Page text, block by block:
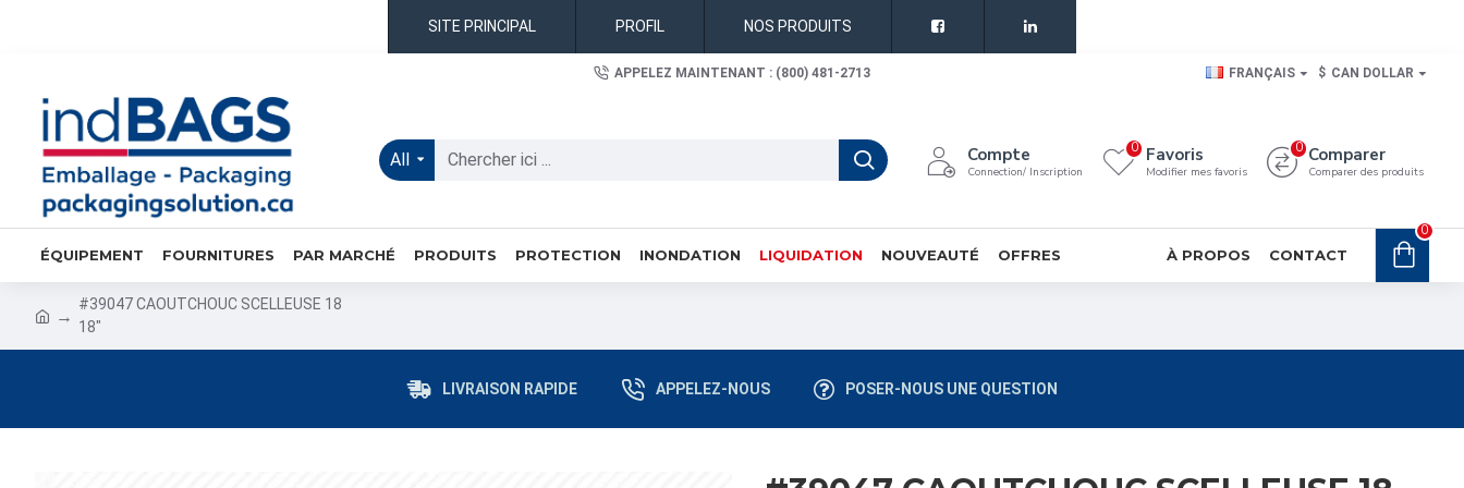
SITE PRINCIPAL PROFIL NOS PRODUITS
APPELEZ MAINTENANT : (800) 481-2713 FRANÇAIS $ CAN DOLLAR
All Compte
Connection/ Inscription
Favoris
Modifier mes favoris
0 Comparer
Comparer des produits
0
ÉQUIPEMENT FOURNITURES PAR MARCHÉ PRODUITS PROTECTION INONDATION LIQUIDATION NOUVEAUTÉ OFFRES À PROPOS CONTACT
0
#39047 CAOUTCHOUC SCELLEUSE 18
18"
LIVRAISON RAPIDE APPELEZ-NOUS POSER-NOUS UNE QUESTION